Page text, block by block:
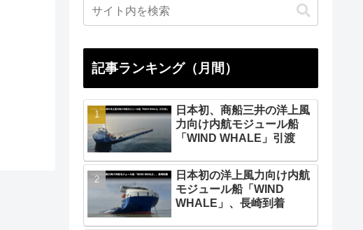
記事ランキング（月間）
日本初、商船三井の洋上風
力向け内航モジュール船
「WIND WHALE」引渡
日本初の洋上風力向け内航
モジュール船「WIND
WHALE」、長崎到着